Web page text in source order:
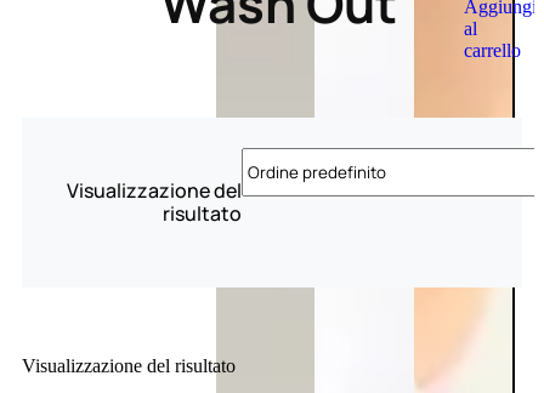
Aggiungi
al
carrello
Visualizzazione del
risultato
Visualizzazione del risultato